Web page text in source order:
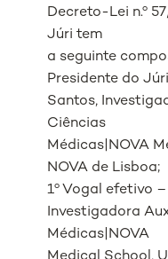
Decreto-Lei n.º
Júri tem
a seguinte
Presidente do
Santos,
Ciências
Médicas|NOVA
NOVA de Lisboa;
1º Vogal efetivo
Investigadora
Médicas|NOVA